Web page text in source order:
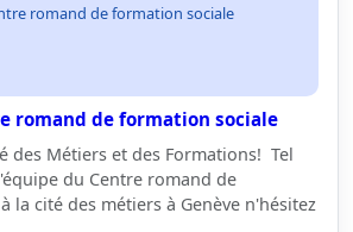
romand de formation sociale
romand de formation sociale
des Métiers et des Formations! Tel
du Centre romand de
la cité des métiers à Genève n'hésitez